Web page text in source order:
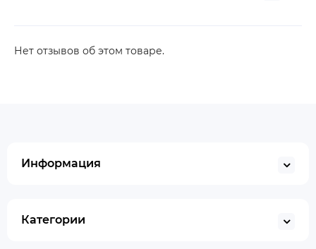
Нет отзывов об этом товаре.
Информация
Категории